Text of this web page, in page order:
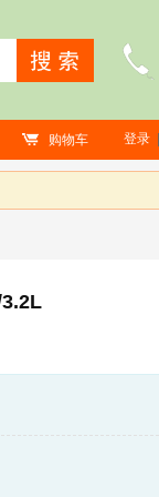
登录
购物车